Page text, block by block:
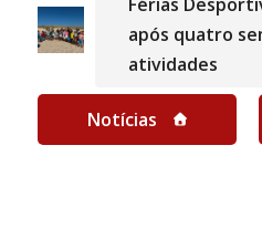
após quatro
atividades
Notícias